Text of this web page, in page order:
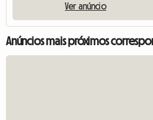
Ver anúncio
Anúncios mais próximos